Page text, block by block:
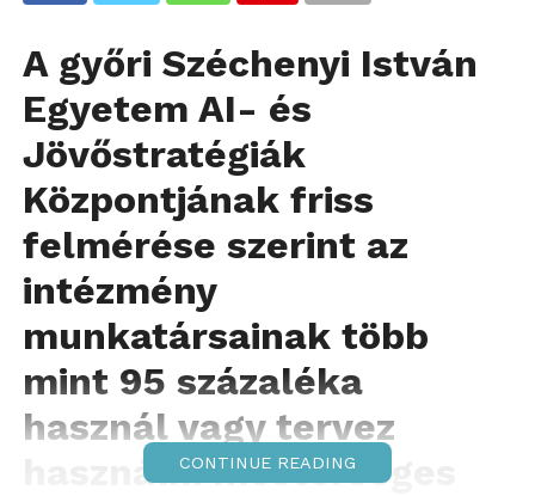
A győri Széchenyi István
Egyetem AI- és
Jövőstratégiák
Központjának friss
felmérése szerint az
intézmény
munkatársainak több
mint 95 százaléka
használ vagy tervez
használni mesterséges
CONTINUE READING